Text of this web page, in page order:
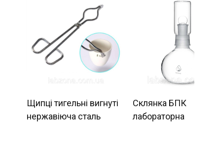
Щипці тигельні вигнуті
нержавіюча сталь
Склянка БПК
лабораторна